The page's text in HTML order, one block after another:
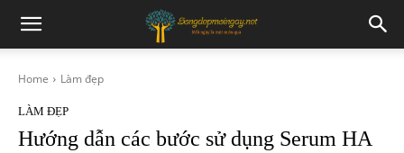
Home Làm đẹp
LÀM ĐẸP
Hướng dẫn các bước sử dụng Serum HA